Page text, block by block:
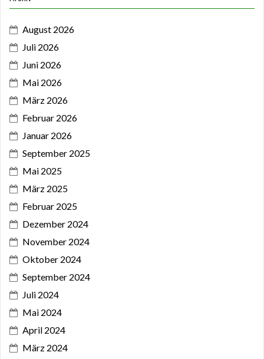
August 2026
Juli 2026
Juni 2026
Mai 2026
März 2026
Februar 2026
Januar 2026
September 2025
Mai 2025
März 2025
Februar 2025
Dezember 2024
November 2024
Oktober 2024
September 2024
Juli 2024
Mai 2024
April 2024
März 2024